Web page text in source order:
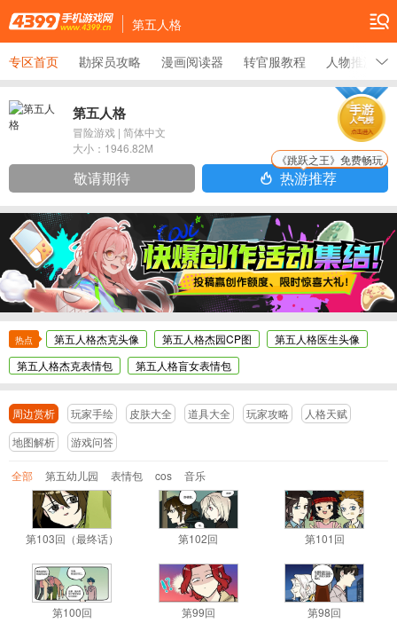
4399手机游戏网
第五人格
专区首页 勘探员攻略 漫画阅读器 转官服教程 人物推演任
第五人格
冒险游戏 | 简体中文
大小： 1946.82M
敬请期待 热游推荐
《跳跃之王》免费畅玩
热点 第五人格杰克头像 第五人格杰园CP图
第五人格医生头像
第五人格杰克表情包
第五人格盲女表情包
周边赏析 玩家手绘 皮肤大全 道具大全 玩家攻略
人格天赋
地图解析
游戏问答
全部 第五幼儿园 表情包 cos 音乐
第103回（最终话） 第102回 第101回
第100回 第99回 第98回